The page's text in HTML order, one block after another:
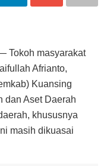
Tokoh masyarakat
Afrianto,
Kuansing
dan Aset Daerah
khususnya
masih dikuasai